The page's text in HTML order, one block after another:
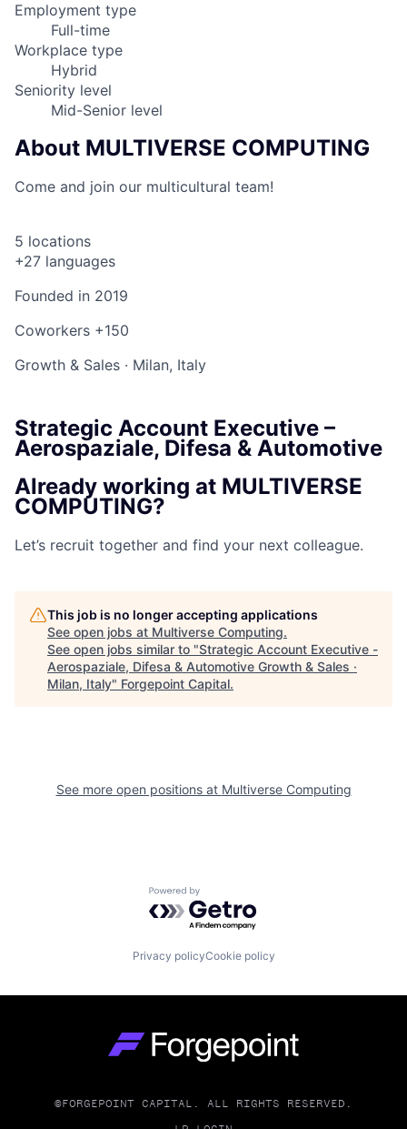
Employment type
Full-time
Workplace type
Hybrid
Seniority level
Mid-Senior level
About MULTIVERSE COMPUTING
Come and join our multicultural team!
5 locations
+27 languages
Founded in 2019
Coworkers +150
Growth & Sales · Milan, Italy
Strategic Account Executive –
Aerospaziale, Difesa & Automotive
Already working at MULTIVERSE
COMPUTING?
Let’s recruit together and find your next colleague.
This job is no longer accepting applications
See open jobs at Multiverse Computing.
See open jobs similar to "Strategic Account Executive -
Aerospaziale, Difesa & Automotive Growth & Sales ·
Milan, Italy" Forgepoint Capital.
See more open positions at Multiverse Computing
Powered by Getro.com
Privacy policyCookie policy
©FORGEPOINT CAPITAL. ALL RIGHTS RESERVED.